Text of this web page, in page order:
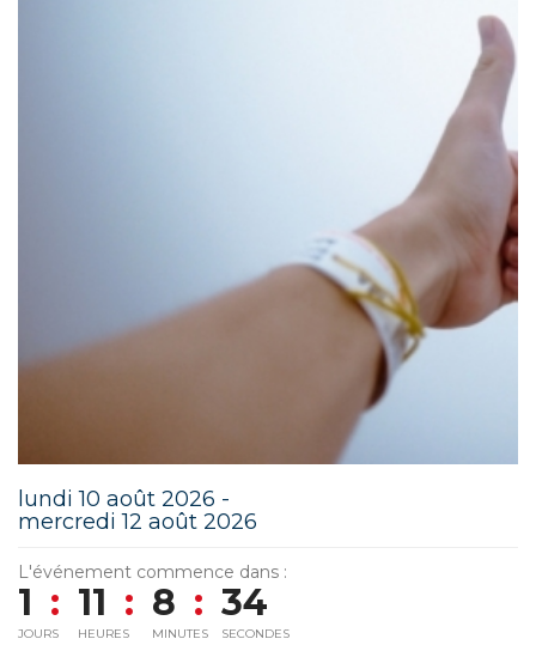
lundi 10 août 2026 -
mercredi 12 août 2026
L'événement commence dans :
1 :
JOURS
11 :
HEURES
8 :
MINUTES
33
SECONDES